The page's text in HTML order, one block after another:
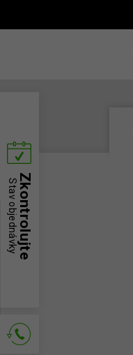
Zkontrolujte
Stav objednávky